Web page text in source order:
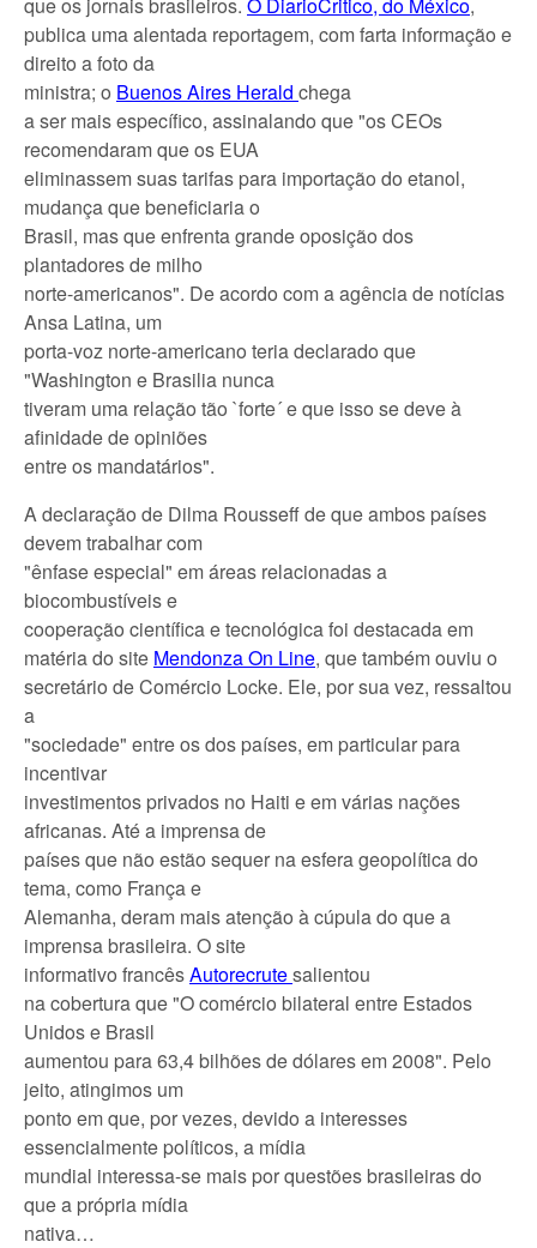
publica uma alentada reportagem, com farta informação e
direito a foto da
ministra; o Buenos Aires Herald chega
a ser mais específico, assinalando que "os CEOs
recomendaram que os EUA
eliminassem suas tarifas para importação do etanol,
mudança que beneficiaria o
Brasil, mas que enfrenta grande oposição dos
plantadores de milho
norte-americanos". De acordo com a agência de notícias
Ansa Latina, um
porta-voz norte-americano teria declarado que
"Washington e Brasilia nunca
tiveram uma relação tão `forte´ e que isso se deve à
afinidade de opiniões
entre os mandatários".
A declaração de Dilma Rousseff de que ambos países
devem trabalhar com
"ênfase especial" em áreas relacionadas a
biocombustíveis e
cooperação científica e tecnológica foi destacada em
matéria do site Mendonza On Line, que também ouviu o
secretário de Comércio Locke. Ele, por sua vez, ressaltou
a
"sociedade" entre os dos países, em particular para
incentivar
investimentos privados no Haiti e em várias nações
africanas. Até a imprensa de
países que não estão sequer na esfera geopolítica do
tema, como França e
Alemanha, deram mais atenção à cúpula do que a
imprensa brasileira. O site
informativo francêsAutorecrutesalientou
na cobertura que "O comércio bilateral entre Estados
Unidos e Brasil
aumentou para 63,4 bilhões de dólares em 2008". Pelo
jeito, atingimos um
ponto em que, por vezes, devido a interesses
essencialmente políticos, a mídia
mundial interessa-se mais por questões brasileiras do
que a própria mídia
nativa…